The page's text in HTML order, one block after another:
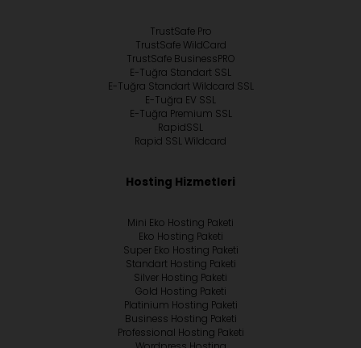
TrustSafe Pro
TrustSafe WildCard
TrustSafe BusinessPRO
E-Tuğra Standart SSL
E-Tuğra Standart Wildcard SSL
E-Tuğra EV SSL
E-Tuğra Premium SSL
RapidSSL
Rapid SSL Wildcard
Hosting Hizmetleri
Mini Eko Hosting Paketi
Eko Hosting Paketi
Super Eko Hosting Paketi
Standart Hosting Paketi
Silver Hosting Paketi
Gold Hosting Paketi
Platinium Hosting Paketi
Business Hosting Paketi
Professional Hosting Paketi